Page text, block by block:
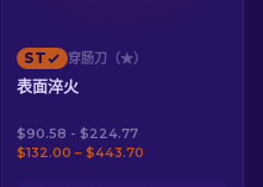
ST 穿肠刀（★）
表面淬火
$90.58 - $224.77
$132.00 – $443.70